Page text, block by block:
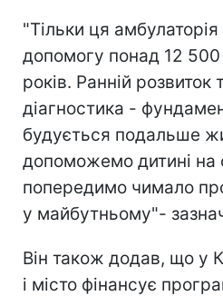
"Тільки ця
допомогу понад 12 500
років. Ранній розвиток
діагностика -
будується подальше
допоможемо дитині на
попередимо чимало
у майбутньому"-
Він також додав, що у
і місто фінансує